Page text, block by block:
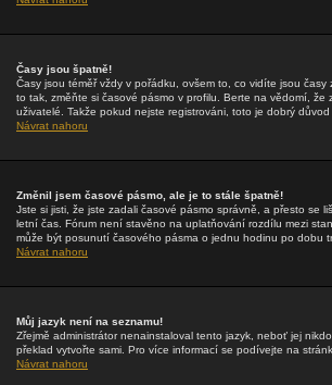
Časy jsou špatně!
Časy jsou téměř vždy v pořádku, ovšem to, co vidíte jsou
to tak, změňte si časové pásmo v profilu. Berte na vědomí,
uživatelé. Takže pokud nejste registrováni, toto je dobrý
Návrat nahoru
Změnil jsem časové pásmo, ale je to stále špatně!
Jste si jisti, že jste zadali časové pásmo správně, a přesto
letní čas. Fórum není stavěno na uplatňování rozdílu mezi
může být posunutí časového pásma o jednu hodinu po dobu
Návrat nahoru
Můj jazyk není na seznamu!
Zřejmě administrátor nenainstaloval tento jazyk, neboť jej
překlad vytvořte sami. Pro více informací se podívejte na
Návrat nahoru